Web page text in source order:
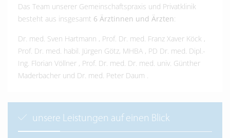
Das Team unserer Gemeinschaftspraxis und Privatklinik
besteht aus insgesamt 6 Ärztinnen und Ärzten:
Dr. med. Sven Hartmann , Prof. Dr. med. Franz Xaver Köck ,
Prof. Dr. med. habil. Jürgen Götz, MHBA , PD Dr. med. Dipl.-
Ing. Florian Völlner , Prof. Dr. med. Dr. med. univ. Günther
Maderbacher und Dr. med. Peter Daum .
unsere Leistungen auf einen Blick